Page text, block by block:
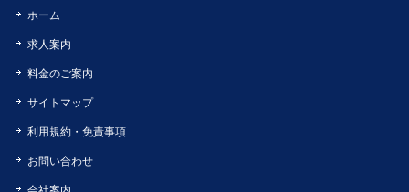
ホーム
求人案内
料金のご案内
サイトマップ
利用規約・免責事項
お問い合わせ